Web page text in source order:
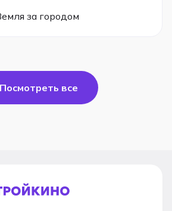
за городом
Посмотреть все